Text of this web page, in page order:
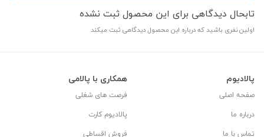
تابحال دیدگاهی برای این محصول ثبت نشده
اولین نفری باشید که درباره این محصول دیدگاهی ثبت میکند
پالادیوم
صفحه اصلی
درباره ما
تماس با ما
همکاری با پالامی
فرصت های شغلی
پالادیوم کارت
فروش اقساطی